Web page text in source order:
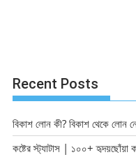
Recent Posts
বিকাশ লোন কী? বিকাশ থেকে লোন
কষ্টের স্ট্যাটাস | ১০০+ হৃদয়ছোঁয়া